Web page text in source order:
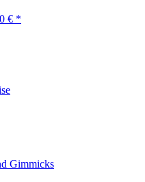
€ *
Gimmicks